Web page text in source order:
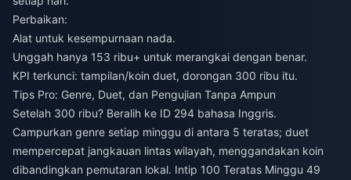
Perbaikan:
Alat untuk kesempurnaan nada.
Unggah hanya 153 ribu+ untuk merangkai dengan benar.
KPI terkunci: tampilan/koin duet, dorongan 300 ribu itu.
Tips Pro: Genre, Duet, dan Pengujian Tanpa Ampun
Setelah 300 ribu? Beralih ke ID 294 bahasa Inggris.
Campurkan genre setiap minggu di antara 5 teratas; duet
mempercepat jangkauan lintas wilayah, menggandakan koin
dibandingkan pemutaran lokal. Intip 100 Teratas Minggu 49